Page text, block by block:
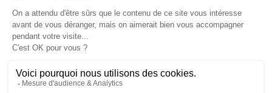
Une boutique élaborée avec par RGOODS